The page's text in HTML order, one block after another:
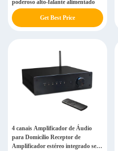
poderoso alto-falante alimentado
Get Best Price
4 canais Amplificador de Áudio
para Domicílio Receptor de
Amplificador estéreo integrado sem